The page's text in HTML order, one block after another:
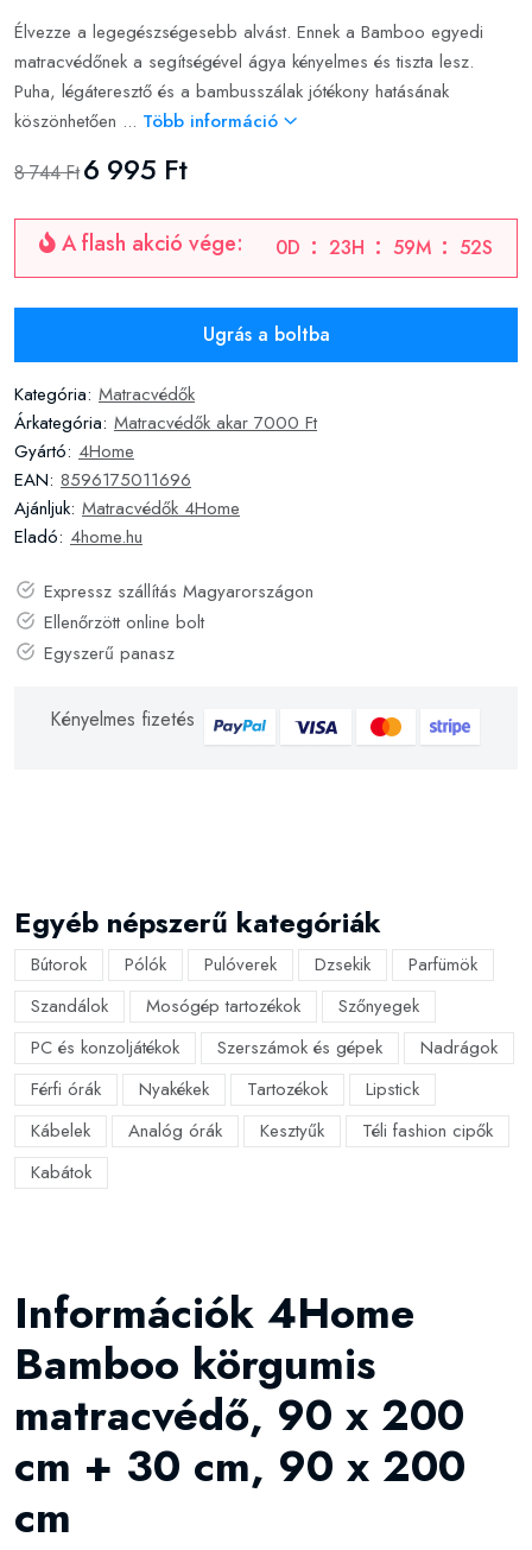
Élvezze a legegészségesebb alvást. Ennek a Bamboo egyedi
matracvédőnek a segítségével ágya kényelmes és tiszta lesz.
Puha, légáteresztő és a bambusszálak jótékony hatásának
köszönhetően ... Több információ
8 744 Ft6 995 Ft
A flash akció vége: 0D 23H 59M 51S
Ugrás a boltba
Kategória: Matracvédők
Árkategória: Matracvédők akar 7000 Ft
Gyártó: 4Home
EAN: 8596175011696
Ajánljuk: Matracvédők 4Home
Eladó: 4home.hu
Expressz szállítás Magyarországon
Ellenőrzött online bolt
Egyszerű panasz
Kényelmes fizetés
Egyéb népszerű kategóriák
Bútorok Pólók Pulóverek Dzsekik
Parfümök
Szandálok
Mosógép tartozékok
Szőnyegek
PC és konzoljátékok
Szerszámok és gépek
Nadrágok
Férfi órák
Nyakékek Tartozékok
Lipstick
Kábelek
Analóg órák Kesztyűk
Téli fashion cipők
Kabátok
Információk 4Home
Bamboo körgumis
matracvédő, 90 x 200
cm + 30 cm, 90 x 200
cm